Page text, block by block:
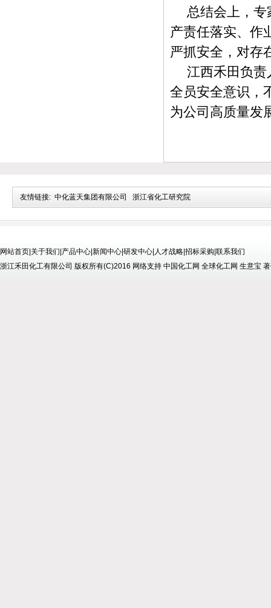
总结会上，
产责任落实、作
严抓安全，对存
江西禾田负
全员安全意识，
为公司高质量发
友情链接: 中化蓝天集团有限公司 浙江省化工研究院
网站首页 关于我们 产品中心 新闻中心 研发中心 人才战略 招标采购 联系我们
浙江禾田化工有限公司 版权所有(C)2016 网络支持 中国化工网 全球化工网 生意宝